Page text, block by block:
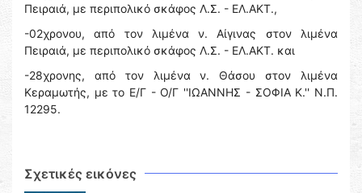
Πειραιά, με περιπολικό σκάφος Λ.Σ. - ΕΛ.ΑΚΤ.,
-02χρονου, από τον λιμένα ν. Αίγινας στον λιμένα
Πειραιά, με περιπολικό σκάφος Λ.Σ. - ΕΛ.ΑΚΤ. και
-28χρονης, από τον λιμένα ν. Θάσου στον λιμένα
Κεραμωτής, με το Ε/Γ - Ο/Γ ''ΙΩΑΝΝΗΣ - ΣΟΦΙΑ Κ.'' Ν.Π.
12295.
Σχετικές εικόνες